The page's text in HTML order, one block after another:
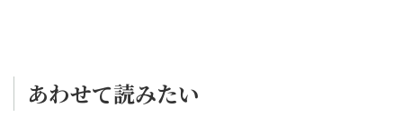
あわせて読みたい